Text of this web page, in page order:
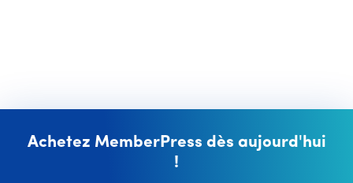
Achetez MemberPress dès aujourd'hui
!